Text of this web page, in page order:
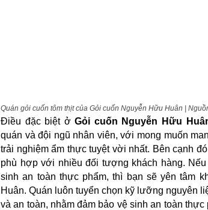
Quán gỏi cuốn tôm thịt của Gỏi cuốn Nguyễn Hữu Huân |
Điều đặc biệt ởGỏi cuốn Nguyễn Hữu
quán và đội ngũ nhân viên, với mong muốn
trải nghiệm ẩm thực tuyệt vời nhất. Bên cạnh
phù hợp với nhiều đối tượng khách hàng.
sinh an toàn thực phẩm, thì bạn sẽ yên tâm
Huân. Quán luôn tuyển chọn kỹ lưỡng nguyên
và an toàn, nhằm đảm bảo vệ sinh an toàn